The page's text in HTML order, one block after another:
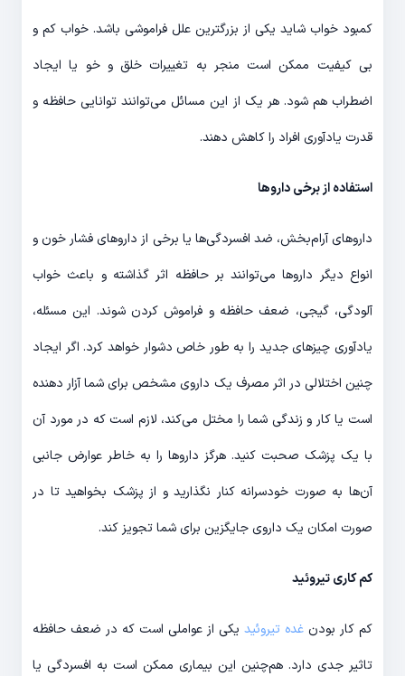
کمبود خواب شاید یکی از بزرگترین علل فراموشی باشد. خواب کم و
بی کیفیت ممکن است منجر به تغییرات خلق و خو یا ایجاد
اضطراب هم شود. هر یک از این مسائل می‌توانند توانایی حافظه و
قدرت یادآوری افراد را کاهش دهند.
استفاده از برخی داروها
داروهای آرام‌بخش، ضد افسردگی‌ها یا برخی از داروهای فشار خون و
انواع دیگر داروها می‌توانند بر حافظه اثر گذاشته و باعث خواب
آلودگی، گیجی، ضعف حافظه و فراموش کردن شوند. این مسئله،
یادآوری چیزهای جدید را به طور خاص دشوار خواهد کرد. اگر ایجاد
چنین اختلالی در اثر مصرف یک داروی مشخص برای شما آزار دهنده
است یا کار و زندگی شما را مختل می‌کند، لازم است که در مورد آن
با یک پزشک صحبت کنید. هرگز داروها را به خاطر عوارض جانبی
آن‌ها به صورت خودسرانه کنار نگذارید و از پزشک بخواهید تا در
صورت امکان یک داروی جایگزین برای شما تجویز کند.
کم کاری تیروئید
کم کار بودن غده تیروئید یکی از عواملی است که در ضعف حافظه
تاثیر جدی دارد. هم‌چنین این بیماری ممکن است به افسردگی یا